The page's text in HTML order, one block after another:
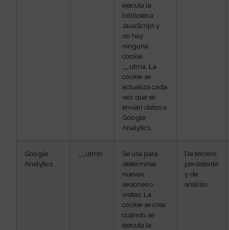
ejecuta la
biblioteca
JavaScript y
no hay
ninguna
cookie
__utma. La
cookie se
actualiza cada
vez que se
envían datos a
Google
Analytics.
Google
Analytics
__utmb
Se usa para
determinar
nuevas
sesiones o
visitas. La
cookie se crea
cuando se
ejecuta la
De tercero,
persistente
y de
análisis